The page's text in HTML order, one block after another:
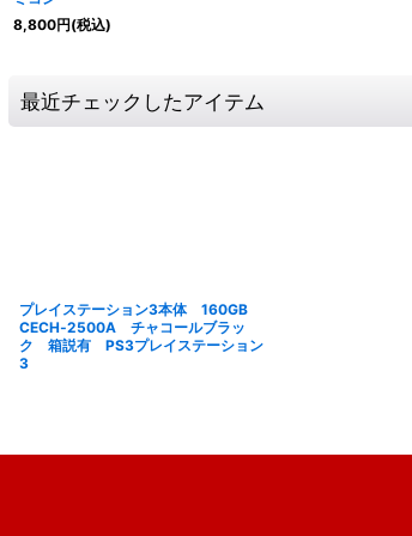
8,800円(税込)
最近チェックしたアイテム
プレイステーション3本体 160GB
CECH‐2500A チャコールブラッ
ク 箱説有 PS3プレイステーション
3